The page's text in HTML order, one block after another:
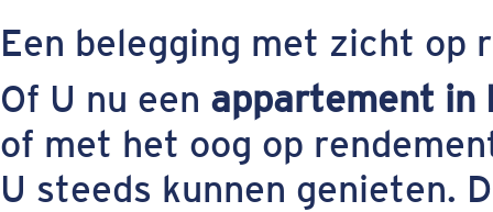
Een belegging met zicht op
Of U nu een appartement in
of met het oog op
U steeds kunnen genieten.